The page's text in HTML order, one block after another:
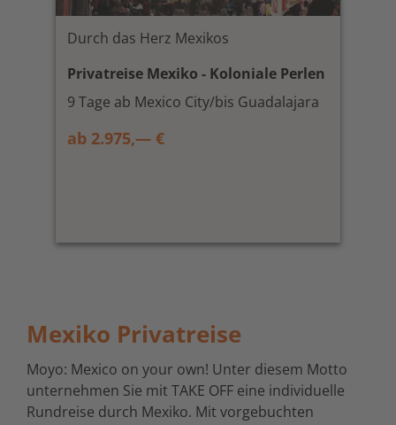
Durch das Herz Mexikos
Privatreise Mexiko - Koloniale Perlen
9 Tage ab Mexico City/bis Guadalajara
ab 2.975,— €
Mexiko Privatreise
Moyo: Mexico on your own! Unter diesem Motto
unternehmen Sie mit TAKE OFF eine individuelle
Rundreise durch Mexiko. Mit vorgebuchten